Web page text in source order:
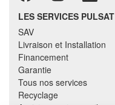
LES SERVICES PULSAT
SAV
Livraison et Installation
Financement
Garantie
Tous nos services
Recyclage